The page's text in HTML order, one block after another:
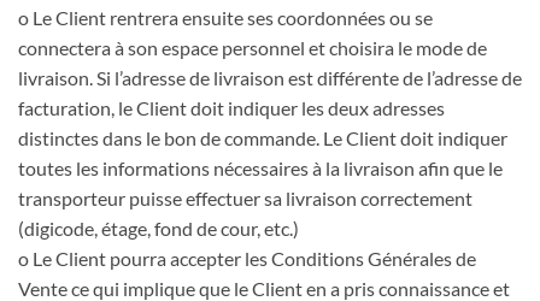
o Le Client rentrera ensuite ses coordonnées ou se
connectera à son espace personnel et choisira le mode de
livraison. Si l’adresse de livraison est différente de l’adresse de
facturation, le Client doit indiquer les deux adresses
distinctes dans le bon de commande. Le Client doit indiquer
toutes les informations nécessaires à la livraison afin que le
transporteur puisse effectuer sa livraison correctement
(digicode, étage, fond de cour, etc.)
o Le Client pourra accepter les Conditions Générales de
Vente ce qui implique que le Client en a pris connaissance et